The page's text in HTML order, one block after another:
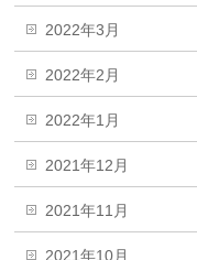
2022年3月
2022年2月
2022年1月
2021年12月
2021年11月
2021年10月